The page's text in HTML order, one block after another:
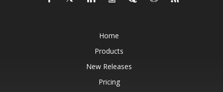
Home
Products
New Releases
Pricing